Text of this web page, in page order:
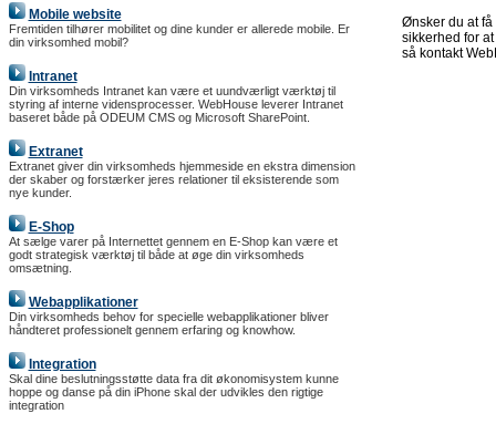
Mobile website
Fremtiden tilhører mobilitet og dine kunder er allerede mobile. Er
din virksomhed mobil?
Intranet
Din virksomheds Intranet kan være et uundværligt værktøj til
styring af interne vidensprocesser. WebHouse leverer Intranet
baseret både på ODEUM CMS og Microsoft SharePoint.
Extranet
Extranet giver din virksomheds hjemmeside en ekstra dimension
der skaber og forstærker jeres relationer til eksisterende som
nye kunder.
E-Shop
At sælge varer på Internettet gennem en E-Shop kan være et
godt strategisk værktøj til både at øge din virksomheds
omsætning.
Webapplikationer
Din virksomheds behov for specielle webapplikationer bliver
håndteret professionelt gennem erfaring og knowhow.
Integration
Skal dine beslutningsstøtte data fra dit økonomisystem kunne
hoppe og danse på din iPhone skal der udvikles den rigtige
integration
Ønsker du at få
sikkerhed for
så kontakt